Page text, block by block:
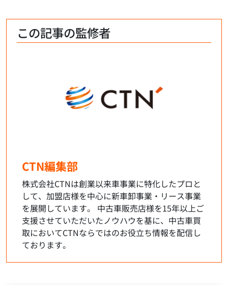
この記事の監修者
CTN編集部
株式会社CTNは創業以来車事業に特化したプロと
して、加盟店様を中心に新車卸事業・リース事業
を展開しています。 中古車販売店様を15年以上ご
支援させていただいたノウハウを基に、中古車買
取においてCTNならではのお役立ち情報を配信し
ております。